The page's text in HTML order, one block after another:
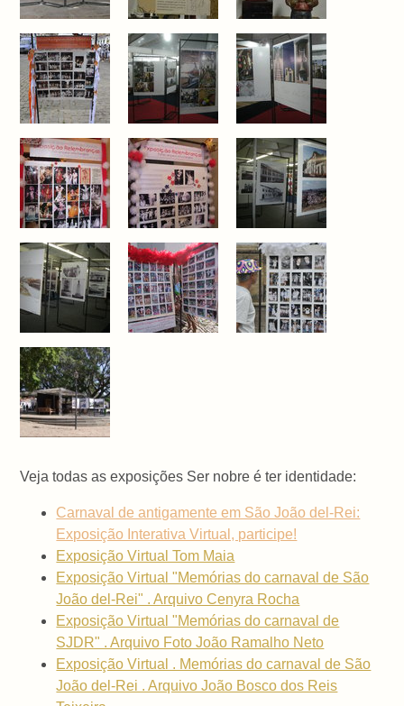
Veja todas as exposições Ser nobre é ter identidade:
Carnaval de antigamente em São João del-Rei:
Exposição Interativa Virtual, participe!
Exposição Virtual Tom Maia
Exposição Virtual "Memórias do carnaval de São
João del-Rei" . Arquivo Cenyra Rocha
Exposição Virtual "Memórias do carnaval de
SJDR" . Arquivo Foto João Ramalho Neto
Exposição Virtual . Memórias do carnaval de São
João del-Rei . Arquivo João Bosco dos Reis